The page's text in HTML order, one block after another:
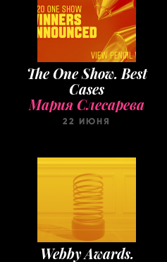
The One Show. Best
Cases
Мария Слесарева
22 ИЮНЯ
Webby Awards.